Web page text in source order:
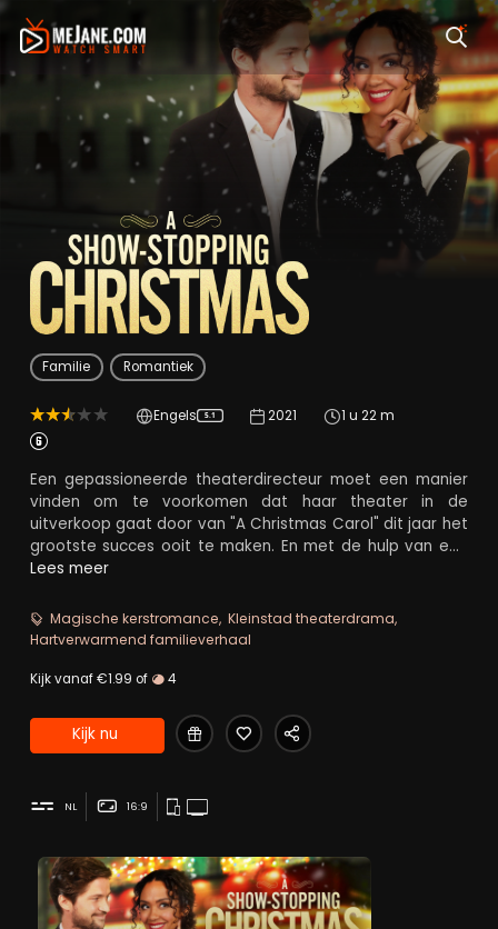
A Show-Stopping
Familie Romantiek
Engels 5.1 2021 1 u 22 m
Een gepassioneerde theaterdirecteur moet een manier
vinden om te voorkomen dat haar theater in de
uitverkoop gaat door van "A Christmas Carol" dit jaar het
grootste succes ooit te maken. En met de hulp van een
knappe Hollywood-acteur is dat waarschijnlijk niet
romance ontketenen te midden van de chaos?
Lees meer
Magische kerstromance Kleinstad theaterdrama
Hartverwarmend familieverhaal
Kijk vanaf €1.99 of 4
Kijk nu
NL 16:9